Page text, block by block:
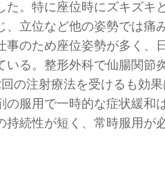
た。特に座位時にズキズキ
、立位など他の姿勢では痛
事のため座位姿勢が多く、
いる。整形外科で仙腸関節
の注射療法を受けるも効果
の服用で一時的な症状緩和
持続性が短く、常時服用が